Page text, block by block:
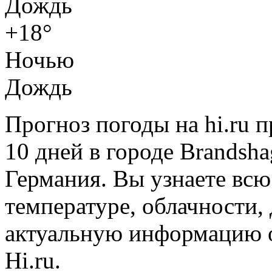
+18°
Ночью
Дождь
Прогноз погоды на hi.ru
10 дней в городе
Германия. Вы узнаете
температуре,
актуальную информацию
Hi.ru.